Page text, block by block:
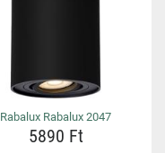
Rabalux Rabalux 2047
5890 Ft